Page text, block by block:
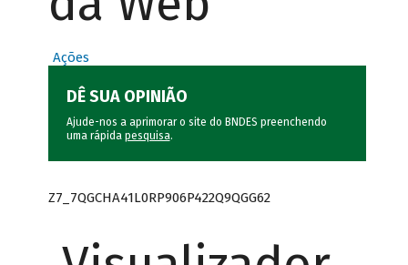
Ações
DÊ SUA OPINIÃO
Ajude-nos a aprimorar o site do BNDES preenchendo
uma rápida pesquisa.
Z7_7QGCHA41L0RP906P422Q9QGG62